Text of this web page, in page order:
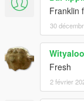
Franklin
30
Fresh
2 février